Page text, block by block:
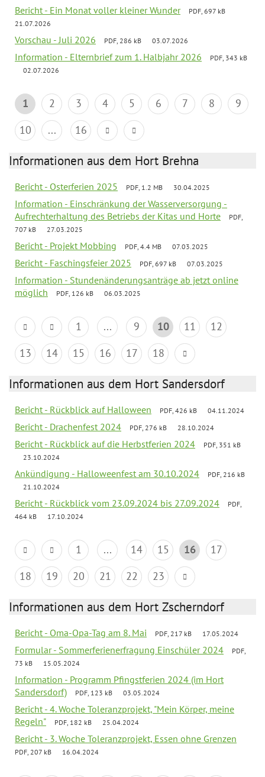
Bericht - Ein Monat voller kleiner Wunder
PDF, 697 kB
21.07.2026
Vorschau - Juli 2026 PDF, 286 kB 03.07.2026
Information - Elternbrief zum 1. Halbjahr 2026
PDF, 343 kB
02.07.2026
1 2 3 4 5 6 7 8
9
10
... 16
Informationen aus dem Hort Brehna
Bericht - Osterferien 2025 PDF, 1.2 MB 30.04.2025
Information - Einschränkung der Wasserversorgung -
Aufrechterhaltung des Betriebs der Kitas und Horte
PDF,
707 kB
27.03.2025
Bericht - Projekt Mobbing PDF, 4.4 MB 07.03.2025
Bericht - Faschingsfeier 2025 PDF, 697 kB 07.03.2025
Information - Stundenänderungsanträge ab jetzt online
möglich
PDF, 126 kB 06.03.2025
1 ... 9 10 11
12
13
14 15 16 17 18
Informationen aus dem Hort Sandersdorf
Bericht - Rückblick auf Halloween PDF, 426 kB 04.11.2024
Bericht - Drachenfest 2024 PDF, 276 kB 28.10.2024
Bericht - Rückblick auf die Herbstferien 2024
PDF, 351 kB
23.10.2024
Ankündigung - Halloweenfest am 30.10.2024
PDF, 216 kB
21.10.2024
Bericht - Rückblick vom 23.09.2024 bis 27.09.2024
PDF,
464 kB
17.10.2024
1 ... 14 15 16
17
18
19 20 21 22 23
Informationen aus dem Hort Zscherndorf
Bericht - Oma-Opa-Tag am 8. Mai PDF, 217 kB 17.05.2024
Formular - Sommerferienerfragung Einschüler 2024
PDF,
73 kB
15.05.2024
Information - Programm Pfingstferien 2024 (im Hort
Sandersdorf)
PDF, 123 kB 03.05.2024
Bericht - 4. Woche Toleranzprojekt, "Mein Körper, meine
Regeln"
PDF, 182 kB 25.04.2024
Bericht - 3. Woche Toleranzprojekt, Essen ohne Grenzen
PDF, 207 kB 16.04.2024